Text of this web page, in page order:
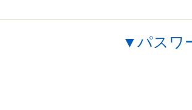
▼パスワ